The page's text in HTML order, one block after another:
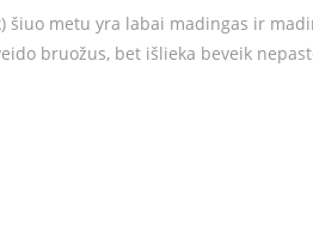
šiuo metu yra labai madingas ir
bruožus, bet išlieka beveik